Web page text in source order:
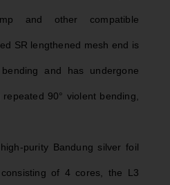
and other compatible
SR lengthened mesh end is
and has undergone
90° violent bending,
purity Bandung silver foil
of 4 cores, the L3